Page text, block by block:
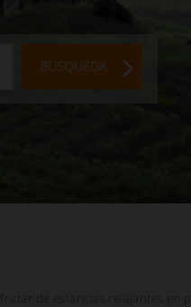
BÚSQUEDA
de estancias relajantes en